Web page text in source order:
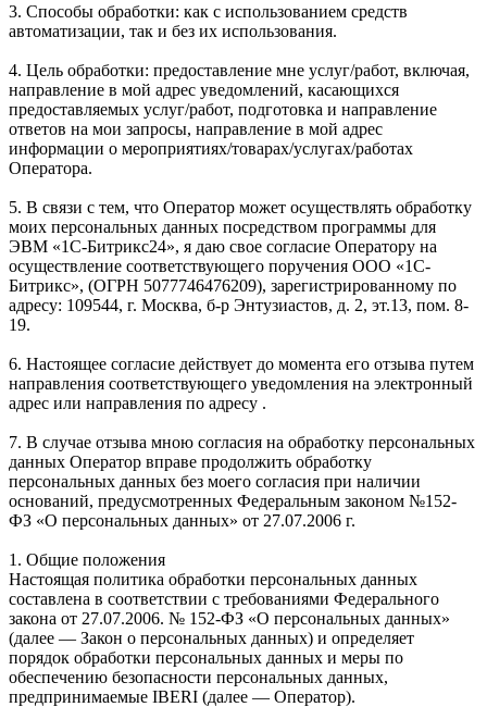
3. Способы обработки: как с использованием средств
автоматизации, так и без их использования.
4. Цель обработки: предоставление мне услуг/работ, включая,
направление в мой адрес уведомлений, касающихся
предоставляемых услуг/работ, подготовка и направление
ответов на мои запросы, направление в мой адрес
информации о мероприятиях/товарах/услугах/работах
Оператора.
5. В связи с тем, что Оператор может осуществлять обработку
моих персональных данных посредством программы для
ЭВМ «1С-Битрикс24», я даю свое согласие Оператору на
осуществление соответствующего поручения ООО «1С-
Битрикс», (ОГРН 5077746476209), зарегистрированному по
адресу: 109544, г. Москва, б-р Энтузиастов, д. 2, эт.13, пом. 8-
19.
6. Настоящее согласие действует до момента его отзыва путем
направления соответствующего уведомления на электронный
адрес или направления по адресу .
7. В случае отзыва мною согласия на обработку персональных
данных Оператор вправе продолжить обработку
персональных данных без моего согласия при наличии
оснований, предусмотренных Федеральным законом №152-
ФЗ «О персональных данных» от 27.07.2006 г.
1. Общие положения
Настоящая политика обработки персональных данных
составлена в соответствии с требованиями Федерального
закона от 27.07.2006. № 152-ФЗ «О персональных данных»
(далее — Закон о персональных данных) и определяет
порядок обработки персональных данных и меры по
обеспечению безопасности персональных данных,
предпринимаемые IBERI (далее — Оператор).